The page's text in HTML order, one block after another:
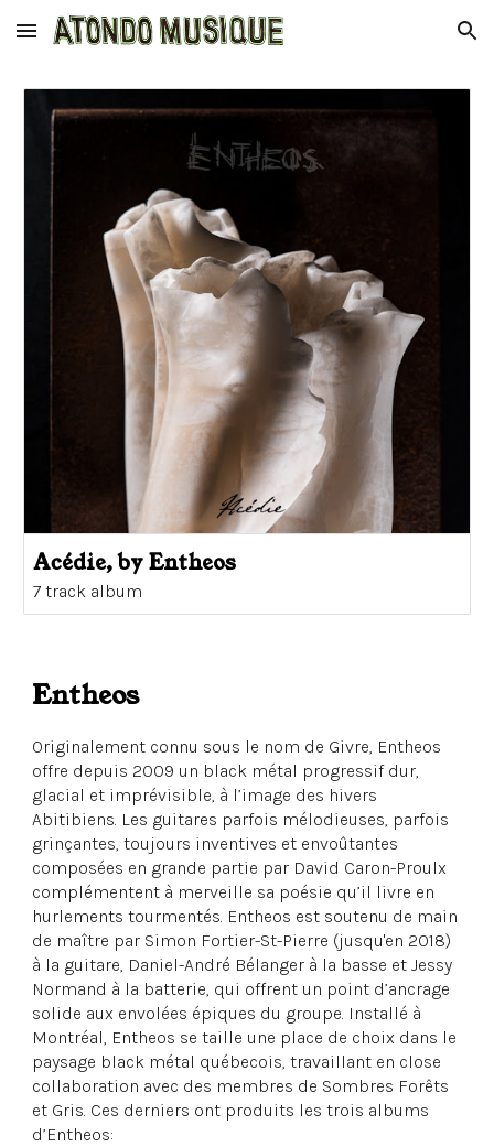
Skip to main content Skip to navigation
Acédie, by Entheos
7 track album
Entheos
Originalement connu sous le nom de Givre, Entheos
offre depuis 2009 un black métal progressif dur,
glacial et imprévisible, à l’image des hivers
Abitibiens. Les guitares parfois mélodieuses, parfois
grinçantes, toujours inventives et envoûtantes
composées en grande partie par David Caron-Proulx
complémentent à merveille sa poésie qu’il livre en
hurlements tourmentés. Entheos est soutenu de main
de maître par Simon Fortier-St-Pierre (jusqu'en 2018)
à la guitare, Daniel-André Bélanger à la basse et Jessy
Normand à la batterie, qui offrent un point d’ancrage
solide aux envolées épiques du groupe. Installé à
Montréal, Entheos se taille une place de choix dans le
paysage black métal québecois, travaillant en close
collaboration avec des membres de Sombres Forêts
et Gris. Ces derniers ont produits les trois albums
d’Entheos: